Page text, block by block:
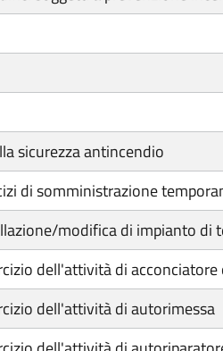
sicurezza antincendio
di somministrazione
modifica di impianto di
dell'attività di
dell'attività di autorimessa